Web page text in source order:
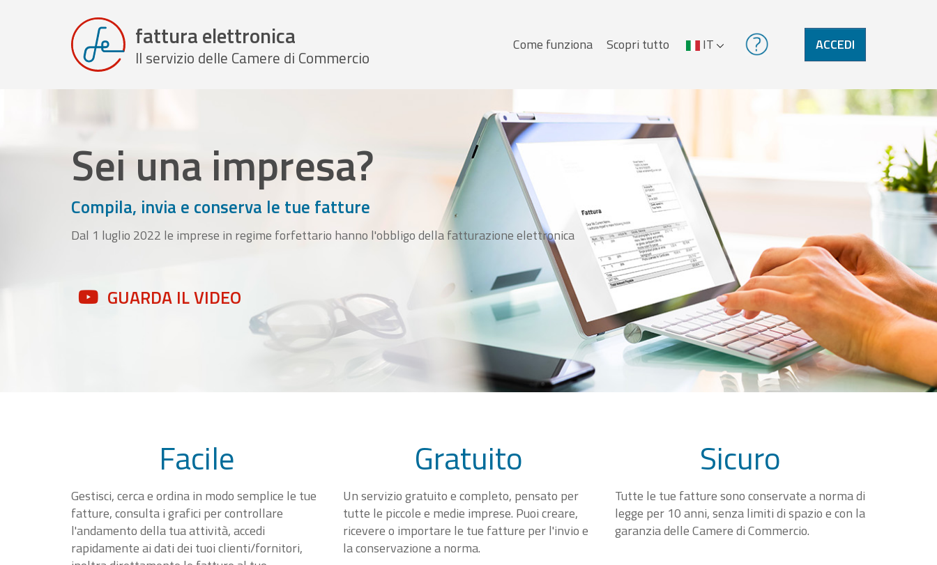
fattura elettronica
Il servizio delle Camere di Commercio Menu
Come funziona Scopri tutto IT ACCEDI
Sei una impresa?
Compila, invia e conserva le tue fatture
Dal 1 luglio 2022 le imprese in regime forfettario hanno l'obbligo della fatturazione elettronica
GUARDA IL VIDEO
Facile
Gestisci, cerca e ordina in modo semplice le tue
fatture, consulta i grafici per controllare
l'andamento della tua attività, accedi
rapidamente ai dati dei tuoi clienti/fornitori,
Gratuito
Un servizio gratuito e completo, pensato per
tutte le piccole e medie imprese. Puoi creare,
ricevere o importare le tue fatture per l'invio e
la conservazione a norma.
Sicuro
Tutte le tue fatture sono conservate a norma di
legge per 10 anni, senza limiti di spazio e con la
garanzia delle Camere di Commercio.